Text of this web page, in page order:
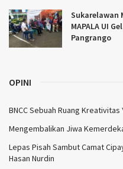
Sukarelawan
MAPALA UI
Pangrango
OPINI
BNCC Sebuah Ruang
Mengembalikan Jiwa
Lepas Pisah Sambut Camat
Hasan Nurdin